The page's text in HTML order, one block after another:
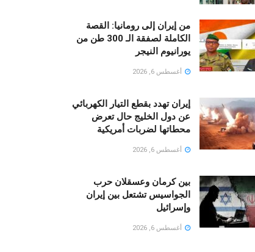
من إيران إلى رومانيا: القصة
الكاملة لصفقة الـ 300 طن من
يورانيوم النيجر
أغسطس 6, 2026
إيران تهدد بقطع التيار الكهربائي
عن دول الخليج حال تعرض
محطاتها لضربات أمريكية
أغسطس 6, 2026
بين كرمان وعسقلان حرب
الجواسيس تشتعل بين إيران
وإسرائيل
أغسطس 6, 2026